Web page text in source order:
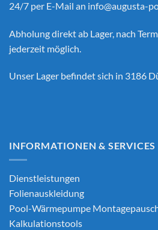
24/7 per E-Mail an info@augusta-
Abholung direkt ab Lager, nach
jederzeit möglich.
Unser Lager befindet sich in 3186
INFORMATIONEN & SERVICES
Dienstleistungen
Folienauskleidung
Pool-Wärmepumpe
Kalkulationstools